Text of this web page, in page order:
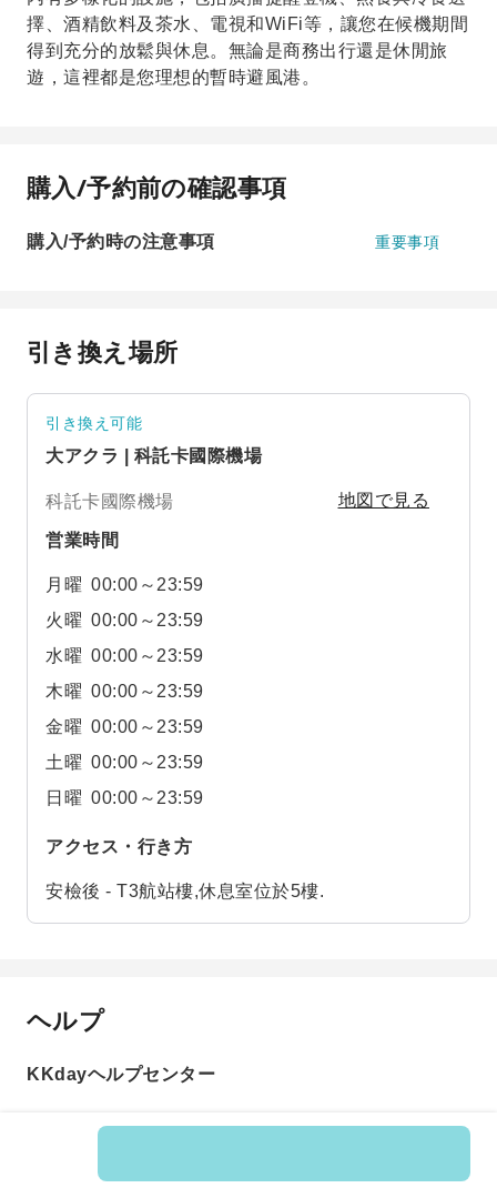
擇、酒精飲料及茶水、電視和WiFi等，讓您在候機期間
得到充分的放鬆與休息。無論是商務出行還是休閒旅
遊，這裡都是您理想的暫時避風港。
購入/予約前の確認事項
購入/予約時の注意事項 重要事項
引き換え場所
引き換え可能
大アクラ | 科託卡國際機場
科託卡國際機場 地図で見る
営業時間
月曜 00:00～23:59
火曜 00:00～23:59
水曜 00:00～23:59
木曜 00:00～23:59
金曜 00:00～23:59
土曜 00:00～23:59
日曜 00:00～23:59
アクセス・行き方
安檢後 - T3航站樓,休息室位於5樓.
ヘルプ
KKdayヘルプセンター
商品番号: 596588